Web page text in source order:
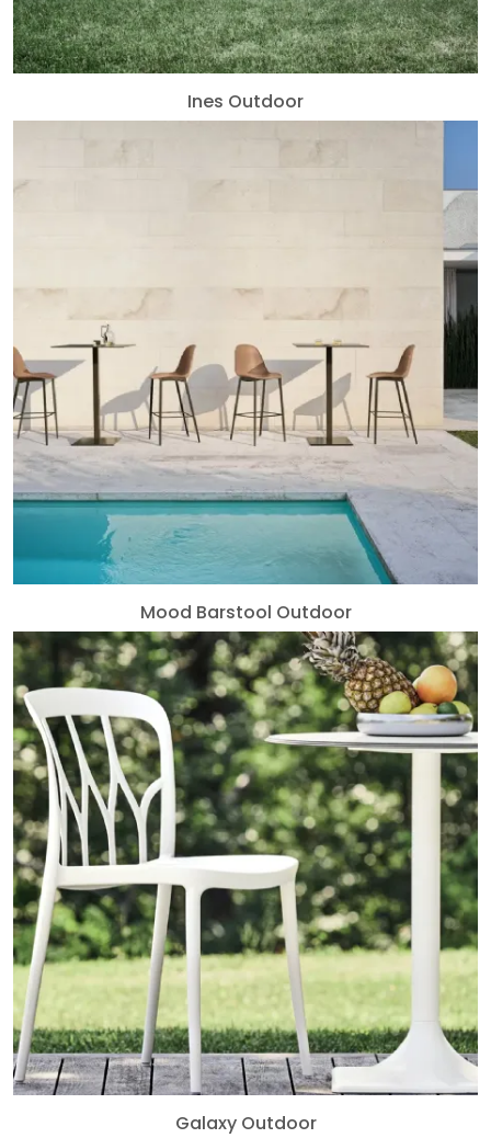
Ines Outdoor
Mood Barstool Outdoor
Galaxy Outdoor